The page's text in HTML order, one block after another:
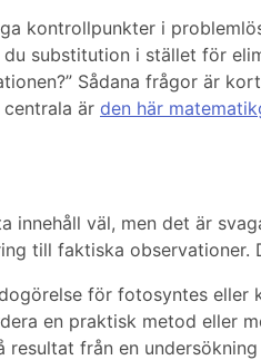
kontrollpunkter i
substitution i stället för
Sådana frågor är
är den här
innehåll väl, men det är
till faktiska observationer.
för fotosyntes
en praktisk metod eller
resultat från en